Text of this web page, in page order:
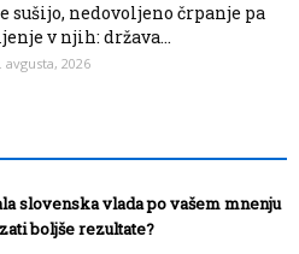
sušijo, nedovoljeno črpanje pa
v njih: država...
avgusta, 2026
slovenska vlada po vašem mnenju
boljše rezultate?